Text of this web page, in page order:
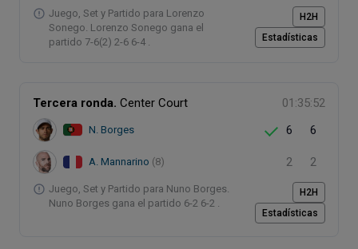
Juego, Set y Partido para Lorenzo
Sonego. Lorenzo Sonego gana el
partido 7-6(2) 2-6 6-4 .
H2H
Estadísticas
Tercera ronda. Center Court 01:35:52
N. Borges 6 6
A. Mannarino (8) 2 2
Juego, Set y Partido para Nuno Borges.
Nuno Borges gana el partido 6-2 6-2 .
H2H
Estadísticas